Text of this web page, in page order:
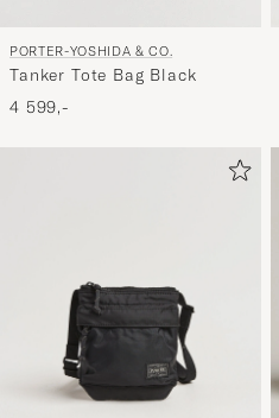
PORTER-YOSHIDA & CO.
Tanker Tote Bag Black
4 599,-